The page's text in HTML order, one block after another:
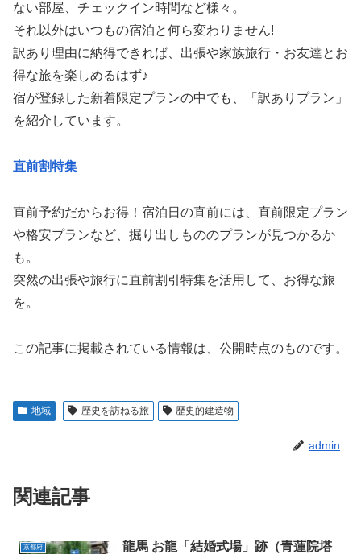
ない部屋、チェックイン時間など様々。
それ以外はいつもの宿泊と何ら変わりません!
訳あり理由に納得できれば、出張や家族旅行・お友達とお
得な旅を楽しめるはず♪
宿が登録した新着限定プランの中でも、「訳ありプラン」
を紹介しています。
直前割特集
直前予約だからお得！宿泊日の直前には、直前限定プラン
や格安プランなど、掘り出しもののプランが見つかるか
も。
突然の出張や旅行に直前割引特集を活用して、お得な旅
を。
この記事に掲載されている情報は、公開時点のものです。
地域 歴史を訪ねる旅 歴史的建造物
admin
関連記事
京都府
龍馬 お龍「結婚式場」跡（青蓮院塔